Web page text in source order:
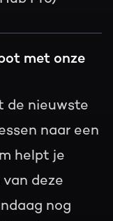
met onze
de nieuwste
naar een
helpt je
deze
nog